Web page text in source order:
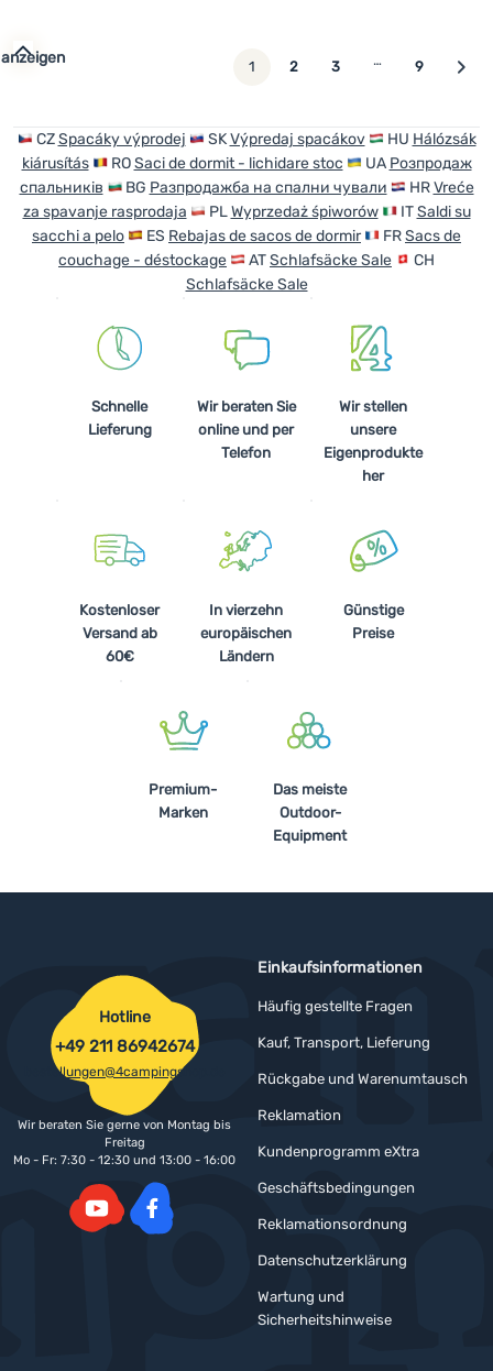
1 2 3 … 9 weiter
CZSpacáky výprodej SKVýpredaj spacákov HU Hálózsák
kiárusítás
ROSaci de dormit - lichidare stoc UA Розпродаж
спальників
BG Разпродажба на спални чували HRVreće
za spavanje rasprodaja
PLWyprzedaż śpiworów ITSaldi su
sacchi a pelo
ES Rebajas de sacos de dormir FRSacs de
couchage - déstockage
ATSchlafsäcke Sale
CH
Schlafsäcke Sale
Schnelle
Lieferung
Wir beraten Sie
online und per
Telefon
Wir stellen
unsere
Eigenprodukte
her
Kostenloser
Versand ab
60€
In vierzehn
europäischen
Ländern
Günstige
Preise
Premium-
Marken
Das meiste
Outdoor-
Equipment
Einkaufsinformationen
Häufig gestellte Fragen
Kauf, Transport, Lieferung
Rückgabe und Warenumtausch
Reklamation
Kundenprogramm eXtra
Geschäftsbedingungen
Reklamationsordnung
Datenschutzerklärung
Wartung und
Sicherheitshinweise
Hotline
+49 211 86942674
bestellungen@4campingshop.de
Wir beraten Sie gerne von Montag bis
Freitag
Mo - Fr: 7:30 - 12:30 und 13:00 - 16:00